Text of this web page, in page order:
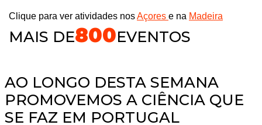
Clique para ver atividades nosAçores e na Madeira
MAIS DE800EVENTOS
AO LONGO DESTA SEMANA
PROMOVEMOS A CIÊNCIA QUE
SE FAZ EM PORTUGAL